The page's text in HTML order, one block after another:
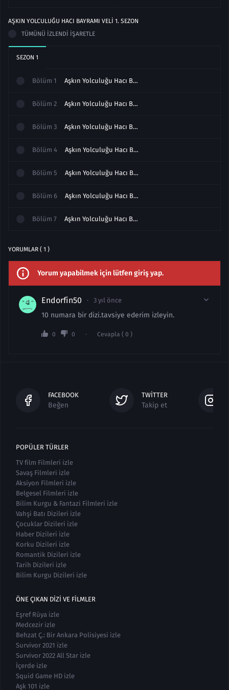
AŞKIN YOLCULUĞU HACI BAYRAMI VELI 1. SEZON
TÜMÜNÜ İZLENDI İŞARETLE
SEZON 1
Bölüm 1 Aşkın Yolculuğu Hacı Bayramı Veli 1.Bölüm izle
Bölüm 2 Aşkın Yolculuğu Hacı Bayramı Veli 2.Bölüm izle
Bölüm 3 Aşkın Yolculuğu Hacı Bayram Veli 3.Bölüm izle
Bölüm 4 Aşkın Yolculuğu Hacı Bayram Veli 4.Bölüm izle
Bölüm 5 Aşkın Yolculuğu Hacı Bayram Veli 5.Bölüm izle
Bölüm 6 Aşkın Yolculuğu Hacı Bayram Veli 6.Bölüm izle
Bölüm 7 Aşkın Yolculuğu Hacı Bayram Veli 7.Bölüm izle
YORUMLAR ( 1 )
Yorum yapabilmek için lütfen giriş yap.
Endorfin50 3 yıl önce
10 numara bir dizi.tavsiye ederim izleyin.
0 0 Cevapla ( 0 )
FACEBOOK
Beğen
TWITTER
Takip et
POPÜLER TÜRLER
TV film Filmleri izle
Savaş Filmleri izle
Aksiyon Filmleri izle
Belgesel Filmleri izle
Bilim Kurgu & Fantazi Filmleri izle
Vahşi Batı Dizileri izle
Çocuklar Dizileri izle
Haber Dizileri izle
Korku Dizileri izle
Romantik Dizileri izle
Tarih Dizileri izle
Bilim Kurgu Dizileri izle
ÖNE ÇIKAN DIZI VE FILMLER
Eşref Rüya izle
Medcezir izle
Behzat Ç.: Bir Ankara Polisiyesi izle
Survivor 2021 izle
Survivor 2022 All Star izle
İçerde izle
Squid Game HD izle
Aşk 101 izle